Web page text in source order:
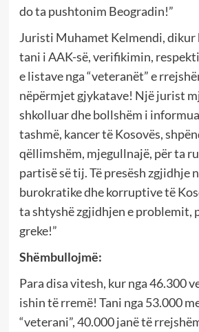
do ta pushtonim Beogradin!”
Juristi Muhamet Kelmendi, dikur
tani i AAK-së, verifikimin,
e listave nga “veteranët” e
nëpërmjet gjykatave! Një jurist
shkolluar dhe bollshëm i
tashmë, kancer të Kosovës,
qëllimshëm, mjegullnajë, për ta
partisë së tij. Të presësh zgjidhje
burokratike dhe korruptive të
ta shtyshë zgjidhjen e problemit,
greke!”
Shëmbullojmë:
Para disa vitesh, kur nga 46.300
ishin të rremë! Tani nga 53.000
“veterani”, 40.000 janë të